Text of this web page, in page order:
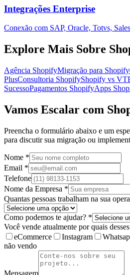
Integrações Enterprise
Conexão com SAP, Oracle, Totvs,
Explore Mais Sobre
Agência ShopifyMigração para Shopify
PlusConsultoria ShopifyShopify vs
SucessoPagamentos ShopifyApps
Vamos Escalar com
Preencha o formulário abaixo e um
para discutir sua migração ou
Nome *
Email *
Telefone
Nome da Empresa *
Quantas pessoas trabalham na sua
Como podemos te ajudar? *
Você vende atualmente por quais
eCommerce
Instagram
não vendo
Mensagem